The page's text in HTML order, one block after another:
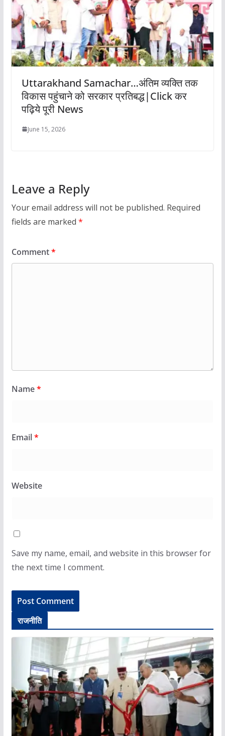
Uttarakhand Samachar…अंतिम व्यक्ति तक
विकास पहुंचाने को सरकार प्रतिबद्ध|Click कर
पढ़िये पूरी News
June 15, 2026
Leave a Reply
Your email address will not be published. Required
fields are marked *
Comment*
Name*
Email*
Website
Save my name, email, and website in this browser for
the next time I comment.
राजनीति